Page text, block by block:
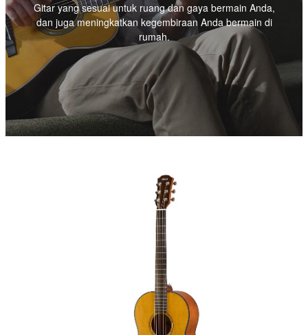
Gitar yang sesuai untuk ruang dan gaya bermain Anda,
dan juga meningkatkan kegembiraan Anda bermain di
rumah.